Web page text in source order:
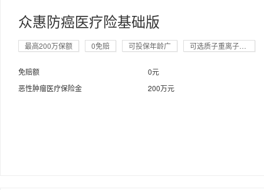
众惠防癌医疗险基础版
最高200万保额 0免赔 可投保年龄广
免赔额
0元
恶性肿瘤医疗保险金
200万元